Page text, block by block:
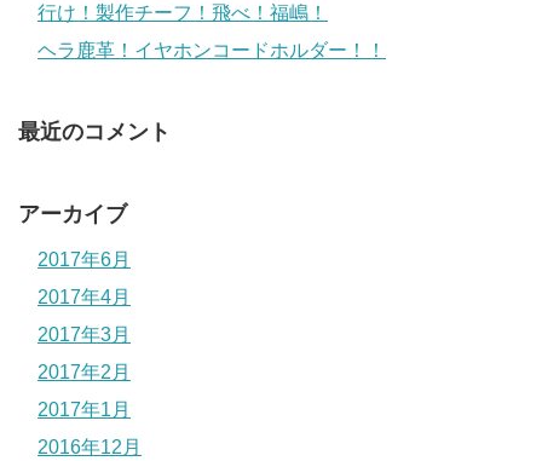
行け！製作チーフ！飛べ！福嶋！
ヘラ鹿革！イヤホンコードホルダー！！
最近のコメント
アーカイブ
2017年6月
2017年4月
2017年3月
2017年2月
2017年1月
2016年12月